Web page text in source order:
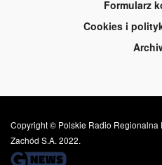
Formularz
Cookies i
Copyright © Polskie Radio Regionalna
Zachód S.A. 2022.